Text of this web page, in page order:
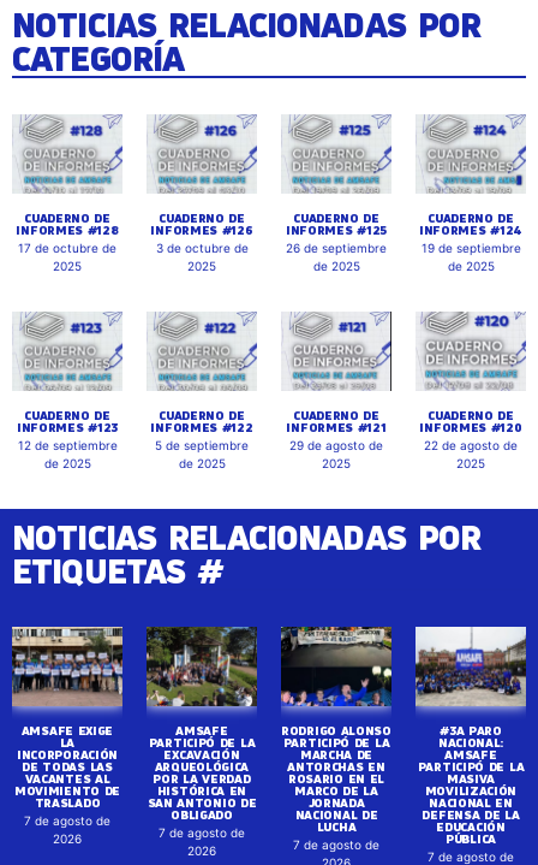
NOTICIAS RELACIONADAS POR
CATEGORÍA
CUADERNO DE
INFORMES #128
17 de octubre de
2025
CUADERNO DE
INFORMES #126
3 de octubre de
2025
CUADERNO DE
INFORMES #125
26 de septiembre
de 2025
CUADERNO DE
INFORMES #124
19 de septiembre
de 2025
CUADERNO DE
INFORMES #123
12 de septiembre
de 2025
CUADERNO DE
INFORMES #122
5 de septiembre
de 2025
CUADERNO DE
INFORMES #121
29 de agosto de
2025
CUADERNO DE
INFORMES #120
22 de agosto de
2025
NOTICIAS RELACIONADAS POR
ETIQUETAS #
AMSAFE EXIGE
LA
INCORPORACIÓN
DE TODAS LAS
VACANTES AL
MOVIMIENTO DE
TRASLADO
7 de agosto de
2026
AMSAFE
PARTICIPÓ DE LA
EXCAVACIÓN
ARQUEOLÓGICA
POR LA VERDAD
HISTÓRICA EN
SAN ANTONIO DE
OBLIGADO
7 de agosto de
2026
RODRIGO ALONSO
PARTICIPÓ DE LA
MARCHA DE
ANTORCHAS EN
ROSARIO EN EL
MARCO DE LA
JORNADA
NACIONAL DE
LUCHA
7 de agosto de
#3A PARO
NACIONAL:
AMSAFE
PARTICIPÓ DE LA
MASIVA
MOVILIZACIÓN
NACIONAL EN
DEFENSA DE LA
EDUCACIÓN
PÚBLICA
7 de agosto de